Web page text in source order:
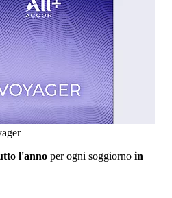
l'anno per ogni soggiorno in